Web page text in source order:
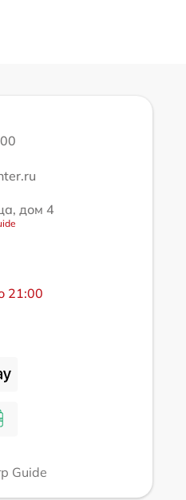
дом 4
21:00
Guide